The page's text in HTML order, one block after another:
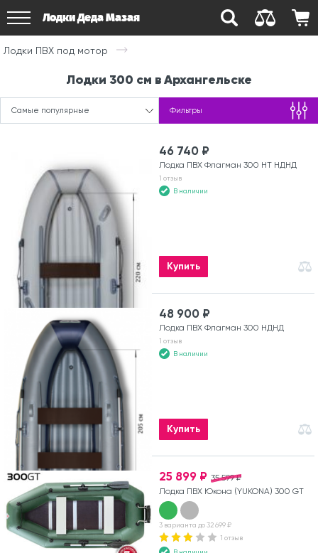
Лодки Деда Мазая
Лодки ПВХ под мотор
Лодки 300 см в Архангельске
Самые популярные Фильтры
46 740 ₽
Лодка ПВХ Флагман 300 HT НДНД
1 отзыв
В наличии
Купить
48 900 ₽
Лодка ПВХ Флагман 300 НДНД
1 отзыв
В наличии
Купить
35 599 ₽
25 899 ₽
Лодка ПВХ Юкона (YUKONA) 300 GT
3 варианта до 32 699 ₽
1 отзыв